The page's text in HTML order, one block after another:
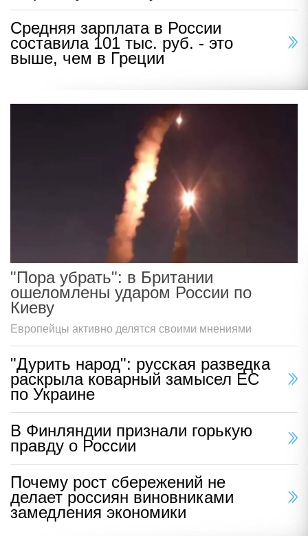
Средняя зарплата в России
составила 101 тыс. руб. - это
выше, чем в Греции
"Пора убрать": в Британии
ошеломлены ударом России по
Киеву
Европейцы активно делятся своими мнениями
"Дурить народ": русская разведка
раскрыла коварный замысел ЕС
по Украине
В Финляндии признали горькую
правду о России
Почему рост сбережений не
делает россиян виновниками
замедления экономики